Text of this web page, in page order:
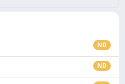
ND
ND